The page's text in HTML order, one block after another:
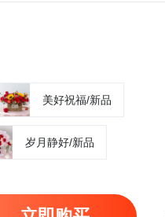
美好祝福/新品
岁月静好/新品